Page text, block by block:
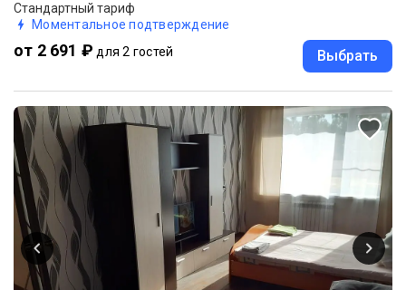
Стандартный тариф
Моментальное подтверждение
от 2 691 ₽ для 2 гостей Выбрать